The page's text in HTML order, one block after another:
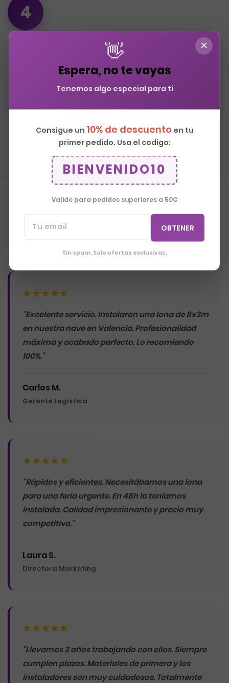
4
Instalación Express
Equipo se desplaza a Valencia. Instalación
perfecta. Limpieza total del área.
Qué dicen nuestros clientes
en Valencia
★★★★★
"Excelente servicio. Instalaron una lona de 8x3m
en nuestra nave en Valencia. Profesionalidad
máxima y acabado perfecto. Lo recomiendo
100%."
Carlos M.
Gerente Logística
★★★★★
"Rápidos y eficientes. Necesitábamos una lona
para una feria urgente. En 48h la teníamos
instalada. Calidad impresionante y precio muy
competitivo."
Laura S.
Directora Marketing
★★★★★
"Llevamos 3 años trabajando con ellos. Siempre
cumplen plazos. Materiales de primera y los
instaladores son muy cuidadosos. Totalmente
👋
Espera, no te vayas
Tenemos algo especial para ti
Consigue un 10% de descuento en tu
primer pedido. Usa el codigo:
BIENVENIDO10
Valido para pedidos superiores a 50€
OBTENER
Sin spam. Solo ofertas exclusivas.
×